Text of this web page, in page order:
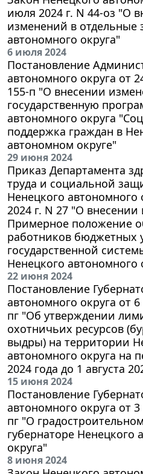
июля 2024 г. N 44-оз "О
изменений в отдельные
автономного округа"
6 июля 2024
Постановление
автономного округа от
155-п "О внесении
государственную
автономного округа
поддержка граждан в
автономном округе"
29 июня 2024
Приказ Департамента
труда и социальной
Ненецкого автономного
2024 г. N 27 "О
Примерное положение
работников бюджетных
государственной
Ненецкого автономного
22 июня 2024
Постановление
автономного округа от
пг "Об утверждении
охотничьих ресурсов
выдры) на территории
автономного округа на
2024 года до 1 августа
15 июня 2024
Постановление
автономного округа от
пг "О
губернаторе Ненецкого
округа"
8 июня 2024